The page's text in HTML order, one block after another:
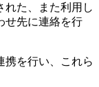
れた、また利用し
せ先に連絡を行
携を行い、これら